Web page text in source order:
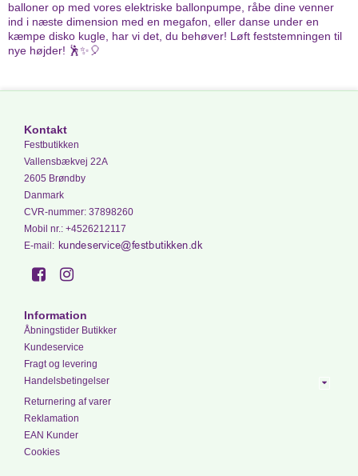
balloner op med vores elektriske ballonpumpe, råbe dine venner
ind i næste dimension med en megafon, eller danse under en
kæmpe disko kugle, har vi det, du behøver! Løft feststemningen til
nye højder! 🕺✨🎈
Kontakt
Festbutikken
Vallensbækvej 22A
2605 Brøndby
Danmark
CVR-nummer: 37898260
Mobil nr.: +4526212117
E-mail :
Information
Åbningstider Butikker
Kundeservice
Fragt og levering
Handelsbetingelser
Returnering af varer
Reklamation
EAN Kunder
Cookies